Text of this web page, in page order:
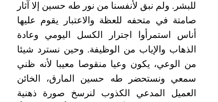
للبشر. ولم نبق لأنفسنا من نور طه حسين إلا آثار
صامتة في متحفه للعظة والاعتبار يقوم عليها
أناس استمرأوا اجترار الكسل اليومي وعادة
الذهاب والإياب من الوظيفة. وحين نسترد شيئا
من الوعي، يكون وعيا منقوصا معيبا لأنه ظني
سمعي ونستحضر طه حسين المارق، الخائن
العميل المدعي الكذوب لنرسخ صورة ذهنية